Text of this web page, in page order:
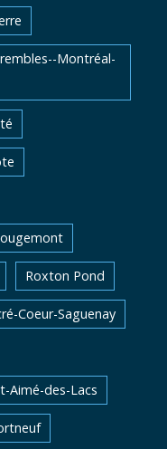
Montréal-
Roxton Pond
Coeur-Saguenay
Aimé-des-Lacs